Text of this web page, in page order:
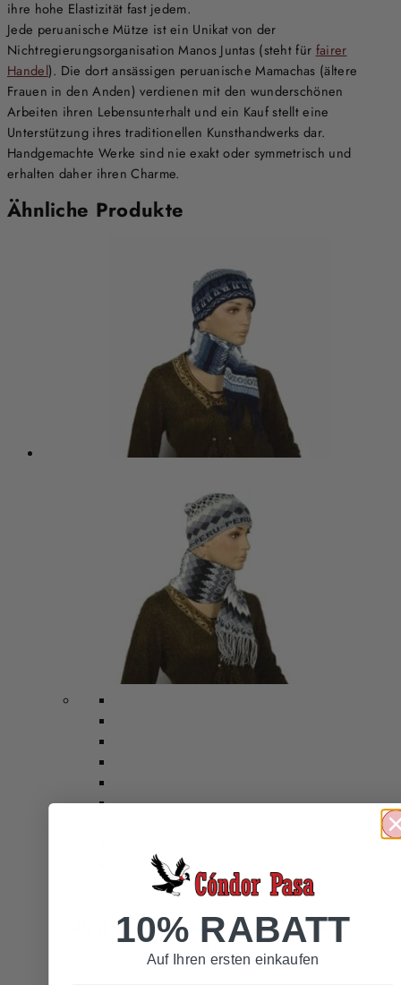
ihre hohe Elastizität fast jedem.
Jede peruanische Mütze ist ein Unikat von der
Nichtregierungsorganisation Manos Juntas (steht für fairer
Handel). Die dort ansässigen peruanische Mamachas (ältere
Frauen in den Anden) verdienen mit den wunderschönen
Arbeiten ihren Lebensunterhalt und ein Kauf stellt eine
Unterstützung ihres traditionellen Kunsthandwerks dar.
Handgemachte Werke sind nie exakt oder symmetrisch und
erhalten daher ihren Charme.
Ähnliche Produkte
35,95€
Alpaka Schalmütze Unisex Handgefertigt in
Peru
10% RABATT
Auf Ihren ersten einkaufen